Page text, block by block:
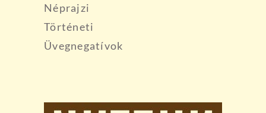
Néprajzi
Történeti
Üvegnegatívok